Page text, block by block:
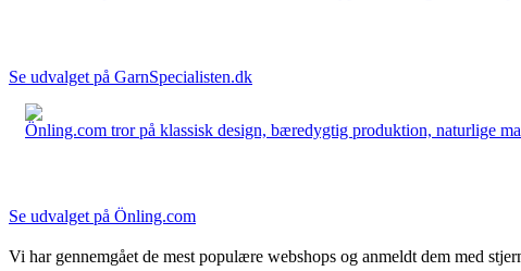
Se udvalget på GarnSpecialisten.dk
Önling.com tror på klassisk design, bæredygtig produktion, naturlige
Se udvalget på Önling.com
Vi har gennemgået de mest populære webshops og anmeldt dem med